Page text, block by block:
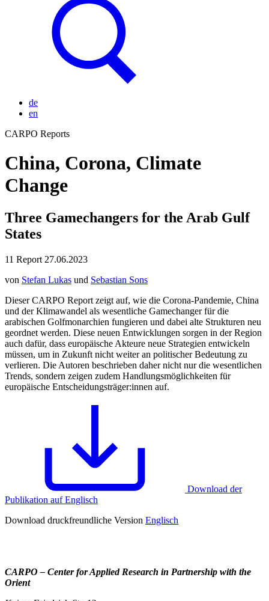
de
en
CARPO Reports
China, Corona, Climate
Change
Three Gamechangers for the Arab Gulf
States
11 Report 27.06.2023
von Stefan Lukas und Sebastian Sons
Dieser CARPO Report zeigt auf, wie die Corona-Pandemie, China
und der Klimawandel als wesentliche Gamechanger für die
arabischen Golfmonarchien fungieren und dabei alte Strukturen neu
geordnet werden. Diese neuen Entwicklungen sorgen in der Region
auch dafür, dass europäische Akteure neue Strategien entwickeln
müssen, um in Zukunft nicht weiter an politischer Bedeutung zu
verlieren. Die Autoren beschrieben daher nicht nur die wesentlichen
Trends, sondern zeigen zudem Handlungsmöglichkeiten für
europäische Entscheidungsträger:innen auf.
Download der
Publikation auf Englisch
Download druckfreundliche Version Englisch
CARPO – Center for Applied Research in Partnership with the
Orient